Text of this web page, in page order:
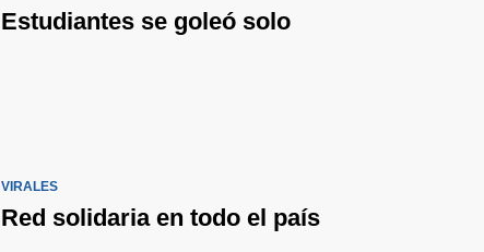
Estudiantes se goleó solo
VIRALES
Red solidaria en todo el país